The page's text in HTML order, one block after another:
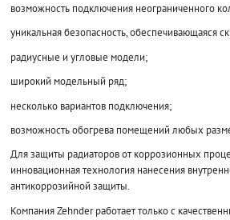
возможность подключения неограниченного
уникальная безопасность, обеспечивающаяся
радиусные и угловые модели;
широкий модельный ряд;
несколько вариантов подключения;
возможность обогрева помещений любых
Для защиты радиаторов от коррозионных
инновационная технология нанесения
антикоррозийной защиты.
Компания Zehnder работает только с